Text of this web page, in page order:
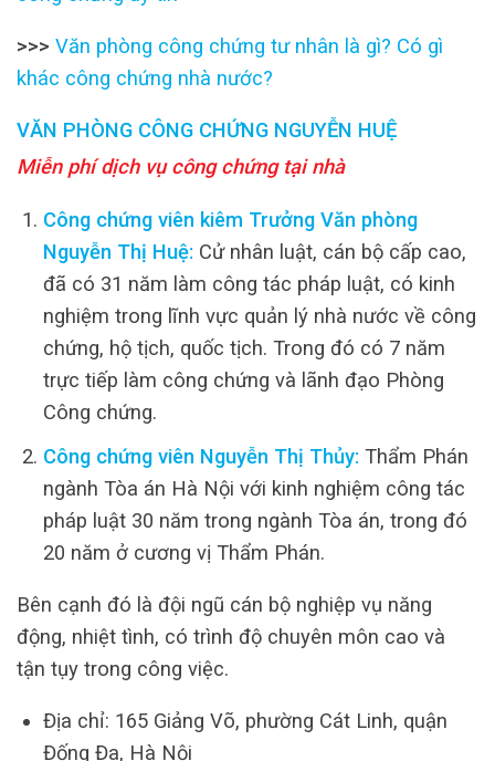
>>> Văn phòng công chứng tư nhân là gì? Có gì
khác công chứng nhà nước?
VĂN PHÒNG CÔNG CHỨNG NGUYỄN HUỆ
Miễn phí dịch vụ công chứng tại nhà
Công chứng viên kiêm Trưởng Văn phòng
Nguyễn Thị Huệ: Cử nhân luật, cán bộ cấp cao,
đã có 31 năm làm công tác pháp luật, có kinh
nghiệm trong lĩnh vực quản lý nhà nước về công
chứng, hộ tịch, quốc tịch. Trong đó có 7 năm
trực tiếp làm công chứng và lãnh đạo Phòng
Công chứng.
Công chứng viên Nguyễn Thị Thủy: Thẩm Phán
ngành Tòa án Hà Nội với kinh nghiệm công tác
pháp luật 30 năm trong ngành Tòa án, trong đó
20 năm ở cương vị Thẩm Phán.
Bên cạnh đó là đội ngũ cán bộ nghiệp vụ năng
động, nhiệt tình, có trình độ chuyên môn cao và
tận tụy trong công việc.
Địa chỉ: 165 Giảng Võ, phường Cát Linh, quận
Đống Đa, Hà Nội